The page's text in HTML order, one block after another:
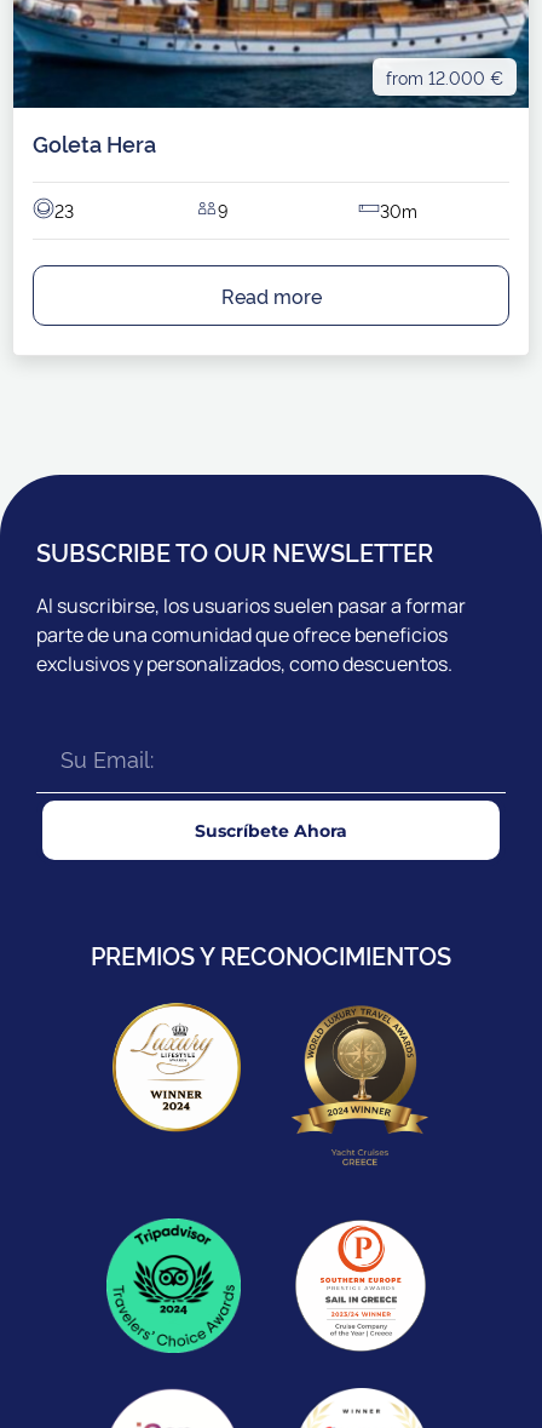
from 12.000 €
Goleta Hera
23 9 30m
Read more
SUBSCRIBE TO OUR NEWSLETTER
Al suscribirse, los usuarios suelen pasar a formar
parte de una comunidad que ofrece beneficios
exclusivos y personalizados, como descuentos.
Suscríbete Ahora
PREMIOS Y RECONOCIMIENTOS